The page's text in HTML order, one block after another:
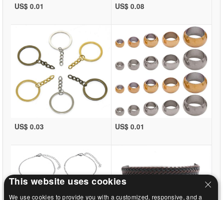
US$ 0.01 US$ 0.08
US$ 0.03 US$ 0.01
This website uses cookies
We use cookies to provide you with a customized, responsive, and a